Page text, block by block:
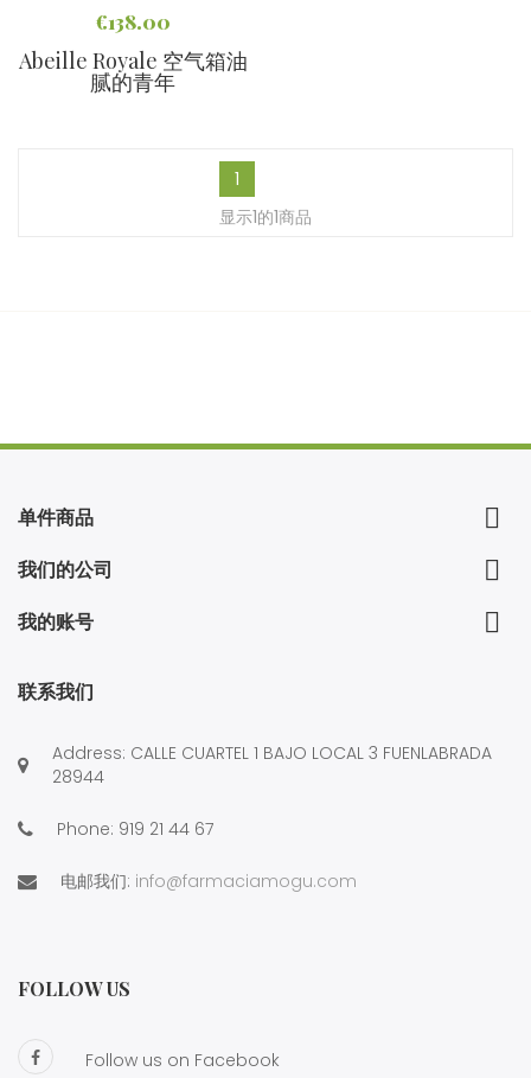
€138.00
Abeille Royale 空气箱油
腻的青年
1
显示1的1商品
单件商品 
我们的公司 
我的账号 
联系我们
Address: CALLE CUARTEL 1 BAJO LOCAL 3 FUENLABRADA
28944
Phone: 919 21 44 67
电邮我们: info@farmaciamogu.com
FOLLOW US
Follow us on Facebook